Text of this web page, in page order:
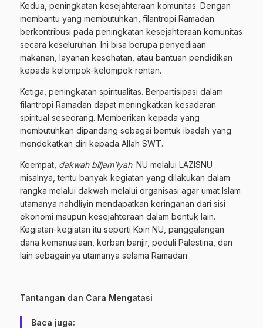
Kedua, peningkatan kesejahteraan komunitas. Dengan
membantu yang membutuhkan, filantropi Ramadan
berkontribusi pada peningkatan kesejahteraan komunitas
secara keseluruhan. Ini bisa berupa penyediaan
makanan, layanan kesehatan, atau bantuan pendidikan
kepada kelompok-kelompok rentan.
Ketiga, peningkatan spiritualitas. Berpartisipasi dalam
filantropi Ramadan dapat meningkatkan kesadaran
spiritual seseorang. Memberikan kepada yang
membutuhkan dipandang sebagai bentuk ibadah yang
mendekatkan diri kepada Allah SWT.
Keempat, dakwah biljam’iyah. NU melalui LAZISNU
misalnya, tentu banyak kegiatan yang dilakukan dalam
rangka melalui dakwah melalui organisasi agar umat Islam
utamanya nahdliyin mendapatkan keringanan dari sisi
ekonomi maupun kesejahteraan dalam bentuk lain.
Kegiatan-kegiatan itu seperti Koin NU, panggalangan
dana kemanusiaan, korban banjir, peduli Palestina, dan
lain sebagainya utamanya selama Ramadan.
Tantangan dan Cara Mengatasi
Baca juga: